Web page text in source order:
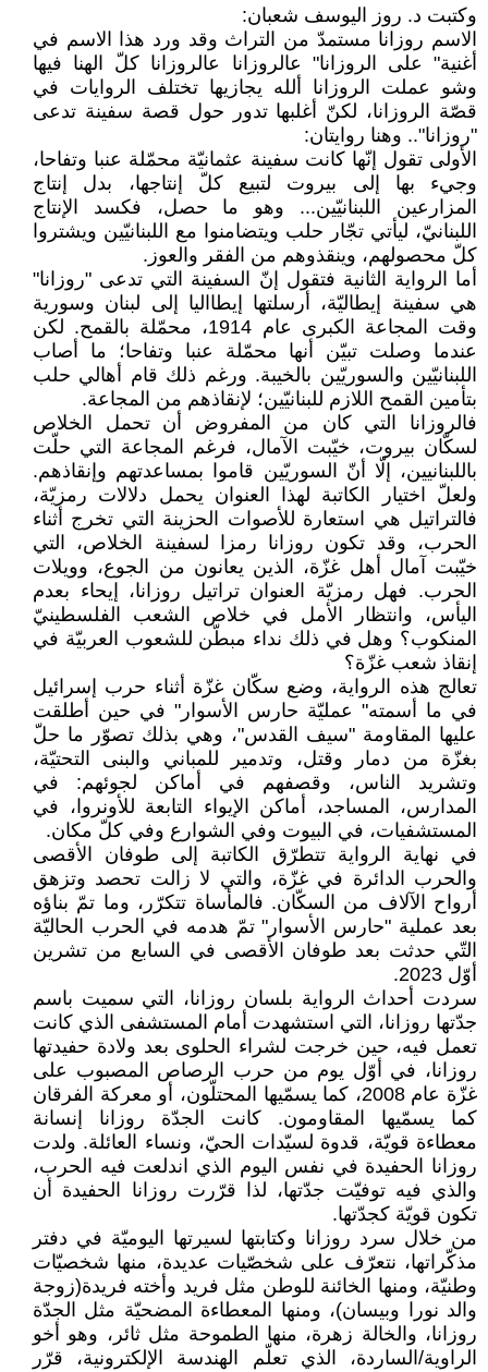
وكتبت د. روز اليوسف شعبان:
الاسم روزانا مستمدّ من التراث وقد ورد هذا الاسم في
أغنية" على الروزانا" عالروزانا عالروزانا كلّ الهنا فيها
وشو عملت الروزانا ألله يجازيها تختلف الروايات في
قصّة الروزانا، لكنّ أغلبها تدور حول قصة سفينة تدعى
"روزانا".. وهنا روايتان:
الأولى تقول إنّها كانت سفينة عثمانيّة محمّلة عنبا وتفاحا،
وجيء بها إلى بيروت لتبيع كلّ إنتاجها، بدل إنتاج
المزارعين اللبنانيّين... وهو ما حصل، فكسد الإنتاج
اللبنانيّ، ليأتي تجّار حلب ويتضامنوا مع اللبنانيّين ويشتروا
كلّ محصولهم، وينقذوهم من الفقر والعوز.
أما الرواية الثانية فتقول إنّ السفينة التي تدعى "روزانا"
هي سفينة إيطاليّة، أرسلتها إيطااليا إلى لبنان وسورية
وقت المجاعة الكبرى عام 1914، محمّلة بالقمح. لكن
عندما وصلت تبيّن أنها محمّلة عنبا وتفاحا؛ ما أصاب
اللبنانيّين والسوريّين بالخيبة. ورغم ذلك قام أهالي حلب
بتأمين القمح اللازم للبنانيّين؛ لإنقاذهم من المجاعة.
فالروزانا التي كان من المفروض أن تحمل الخلاص
لسكّان بيروت، خيّبت الآمال، فرغم المجاعة التي حلّت
باللبنانيين، إلّا أنّ السوريّين قاموا بمساعدتهم وإنقاذهم.
ولعلّ اختيار الكاتبة لهذا العنوان يحمل دلالات رمزيّة،
فالتراتيل هي استعارة للأصوات الحزينة التي تخرج أثناء
الحرب، وقد تكون روزانا رمزا لسفينة الخلاص، التي
خيّبت آمال أهل غزّة، الذين يعانون من الجوع، وويلات
الحرب. فهل رمزيّة العنوان تراتيل روزانا، إيحاء بعدم
اليأس، وانتظار الأمل في خلاص الشعب الفلسطينيّ
المنكوب؟ وهل في ذلك نداء مبطّن للشعوب العربيّة في
إنقاذ شعب غزّة؟
تعالج هذه الرواية، وضع سكّان غزّة أثناء حرب إسرائيل
في ما أسمته" عمليّة حارس الأسوار" في حين أطلقت
عليها المقاومة "سيف القدس"، وهي بذلك تصوّر ما حلّ
بغزّة من دمار وقتل، وتدمير للمباني والبنى التحتيّة،
وتشريد الناس، وقصفهم في أماكن لجوئهم: في
المدارس، المساجد، أماكن الإيواء التابعة للأونروا، في
المستشفيات، في البيوت وفي الشوارع وفي كلّ مكان.
في نهاية الرواية تتطرّق الكاتبة إلى طوفان الأقصى
والحرب الدائرة في غزّة، والتي لا زالت تحصد وتزهق
أرواح الآلاف من السكّان. فالمأساة تتكرّر، وما تمّ بناؤه
بعد عملية "حارس الأسوار" تمّ هدمه في الحرب الحاليّة
التّي حدثت بعد طوفان الأقصى في السابع من تشرين
أوّل 2023.
سردت أحداث الرواية بلسان روزانا، التي سميت باسم
جدّتها روزانا، التي استشهدت أمام المستشفى الذي كانت
تعمل فيه، حين خرجت لشراء الحلوى بعد ولادة حفيدتها
روزانا، في أوّل يوم من حرب الرصاص المصبوب على
غزّة عام 2008، كما يسمّيها المحتلّون، أو معركة الفرقان
كما يسمّيها المقاومون. كانت الجدّة روزانا إنسانة
معطاءة قويّة، قدوة لسيّدات الحيّ، ونساء العائلة. ولدت
روزانا الحفيدة في نفس اليوم الذي اندلعت فيه الحرب،
والذي فيه توفيّت جدّتها، لذا قرّرت روزانا الحفيدة أن
تكون قويّة كجدّتها.
من خلال سرد روزانا وكتابتها لسيرتها اليوميّة في دفتر
مذكّراتها، نتعرّف على شخصّيات عديدة، منها شخصيّات
وطنيّة، ومنها الخائنة للوطن مثل فريد وأخته فريدة(زوجة
والد نورا وبيسان)، ومنها المعطاءة المضحيّة مثل الجدّة
روزانا، والخالة زهرة، منها الطموحة مثل ثائر، وهو أخو
الراوية/الساردة، الذي تعلّم الهندسة الإلكترونية، قرّر